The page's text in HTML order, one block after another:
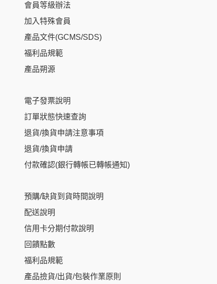
會員等級辦法
加入特殊會員
產品文件(GCMS/SDS)
福利品規範
產品朔源
電子發票說明
訂單狀態快速查詢
退貨/換貨申請注意事項
退貨/換貨申請
付款確認(銀行轉帳已轉帳通知)
預購/缺貨到貨時間說明
配送說明
信用卡分期付款說明
回饋點數
福利品規範
產品撿貨/出貨/包裝作業原則